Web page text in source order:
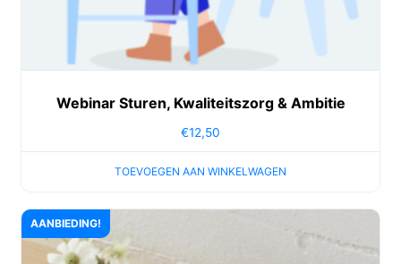
Webinar Sturen, Kwaliteitszorg & Ambitie
€12,50
TOEVOEGEN AAN WINKELWAGEN
AANBIEDING!